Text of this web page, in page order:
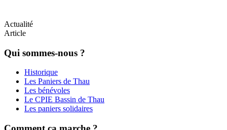
Actualité
Article
Qui sommes-nous ?
Historique
Les Paniers de Thau
Les bénévoles
Le CPIE Bassin de Thau
Les paniers solidaires